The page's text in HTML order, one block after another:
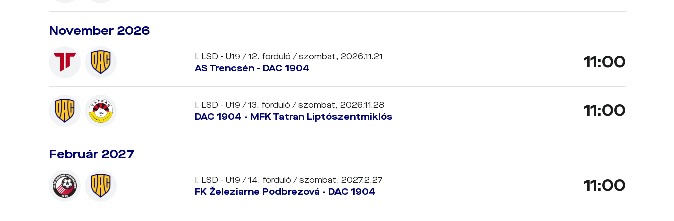
November 2026
I. LSD - U19 / 12. forduló /szombat, 2026.11.21
AS Trencsén - DAC 1904 11:00
I. LSD - U19 / 13. forduló /szombat, 2026.11.28
DAC 1904 - MFK Tatran Liptószentmiklós 11:00
Február 2027
I. LSD - U19 / 14. forduló /szombat, 2027.2.27
FK Železiarne Podbrezová - DAC 1904 11:00